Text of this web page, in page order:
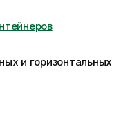
и горизонтальных